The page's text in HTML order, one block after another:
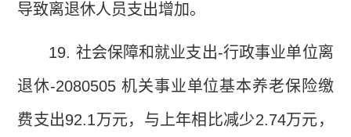
导致离退休人员支出增加。
19. 社会保障和就业支出-行政事业单位离
退休-2080505机关事业单位基本养老保险缴
费支出92.1万元，与上年相比减少2.74万元，